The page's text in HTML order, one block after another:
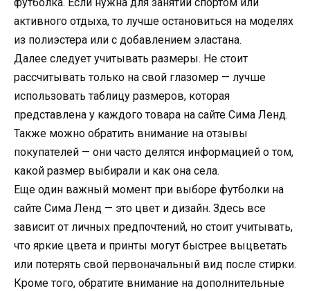
активного отдыха, то лучше остановиться на моделях
из полиэстера или с добавлением эластана.
Далее следует учитывать размеры. Не стоит
рассчитывать только на свой глазомер — лучше
использовать таблицу размеров, которая
представлена у каждого товара на сайте Сима Ленд.
Также можно обратить внимание на отзывы
покупателей — они часто делятся информацией о том,
какой размер выбирали и как она села.
Еще один важный момент при выборе футболки на
сайте Сима Ленд — это цвет и дизайн. Здесь все
зависит от личных предпочтений, но стоит учитывать,
что яркие цвета и принты могут быстрее выцветать
или потерять свой первоначальный вид после стирки.
Кроме того, обратите внимание на дополнительные